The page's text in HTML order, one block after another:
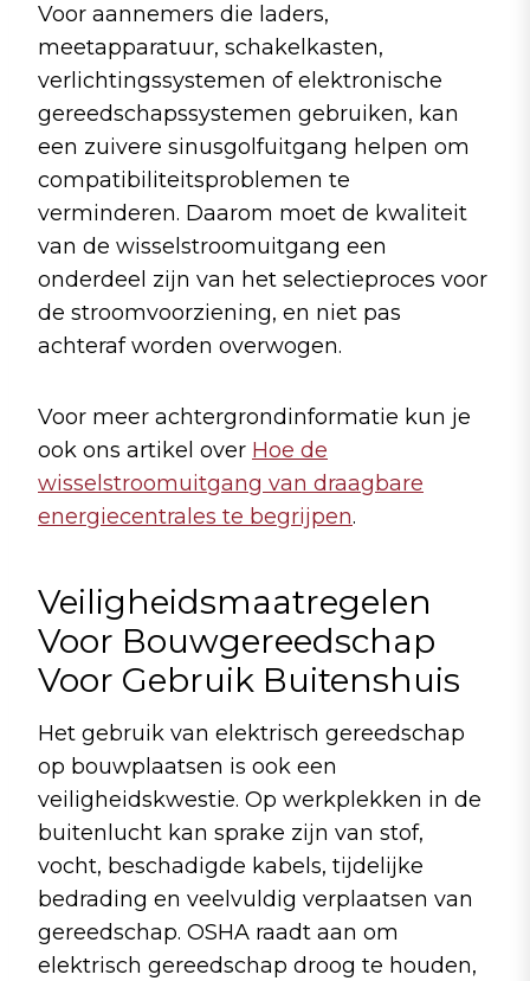
Voor aannemers die laders,
meetapparatuur, schakelkasten,
verlichtingssystemen of elektronische
gereedschapssystemen gebruiken, kan
een zuivere sinusgolfuitgang helpen om
compatibiliteitsproblemen te
verminderen. Daarom moet de kwaliteit
van de wisselstroomuitgang een
onderdeel zijn van het selectieproces voor
de stroomvoorziening, en niet pas
achteraf worden overwogen.
Voor meer achtergrondinformatie kun je
ook ons artikel over Hoe de
wisselstroomuitgang van draagbare
energiecentrales te begrijpen.
Veiligheidsmaatregelen
Voor Bouwgereedschap
Voor Gebruik Buitenshuis
Het gebruik van elektrisch gereedschap
op bouwplaatsen is ook een
veiligheidskwestie. Op werkplekken in de
buitenlucht kan sprake zijn van stof,
vocht, beschadigde kabels, tijdelijke
bedrading en veelvuldig verplaatsen van
gereedschap. OSHA raadt aan om
elektrisch gereedschap droog te houden,